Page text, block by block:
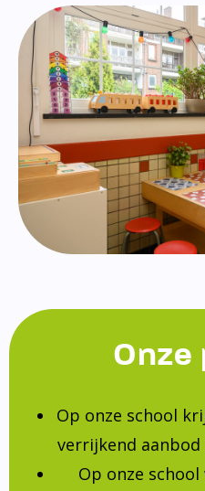
Onze
Op onze school
verrijkend aanbod
Op onze